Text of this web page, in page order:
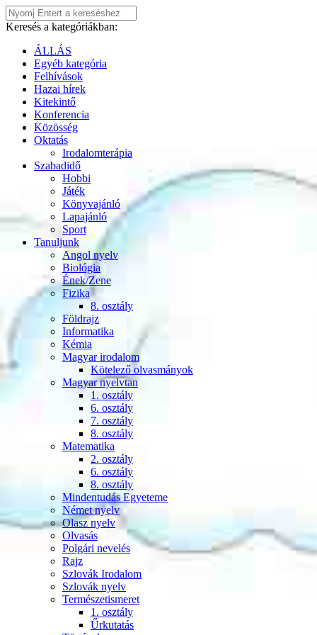
Keresés a kategóriákban:
ÁLLÁS
Egyéb kategória
Felhívások
Hazai hírek
Kitekintő
Konferencia
Közösség
Oktatás
Irodalomterápia
Szabadidő
Hobbi
Játék
Könyvajánló
Lapajánló
Sport
Tanuljunk
Angol nyelv
Biológia
Ének/Zene
Fizika
8. osztály
Földrajz
Informatika
Kémia
Magyar irodalom
Kötelező olvasmányok
Magyar nyelvtan
1. osztály
6. osztály
7. osztály
8. osztály
Matematika
2. osztály
6. osztály
8. osztály
Mindentudás Egyeteme
Német nyelv
Olasz nyelv
Olvasás
Polgári nevelés
Rajz
Szlovák Irodalom
Szlovák nyelv
Természetismeret
1. osztály
Űrkutatás